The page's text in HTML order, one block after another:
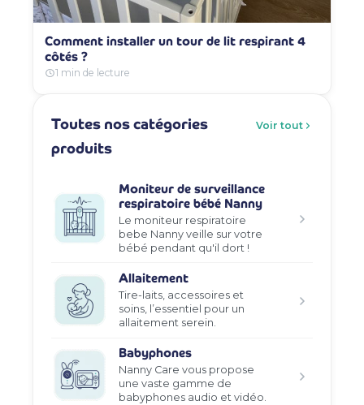
Comment installer un tour de lit respirant 4
côtés ?
1 min de lecture
Toutes nos catégories
produits
Voir tout
Moniteur de surveillance
respiratoire bébé Nanny
Le moniteur respiratoire
bebe Nanny veille sur votre
bébé pendant qu'il dort !
Allaitement
Tire-laits, accessoires et
soins, l’essentiel pour un
allaitement serein.
Babyphones
Nanny Care vous propose
une vaste gamme de
babyphones audio et vidéo.